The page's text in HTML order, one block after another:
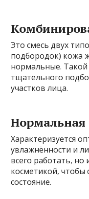
Это смесь двух
подбородок) кожа
нормальные. Такой
тщательного
участков лица.
Характеризуется
увлажнённости и
всего работать,
косметикой, чтобы
состояние.